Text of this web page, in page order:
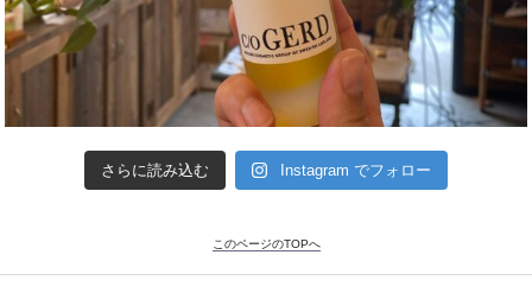
さらに読み込む Instagram でフォロー
このページのTOPへ